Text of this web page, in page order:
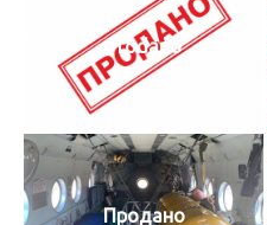
Prodano
Продано